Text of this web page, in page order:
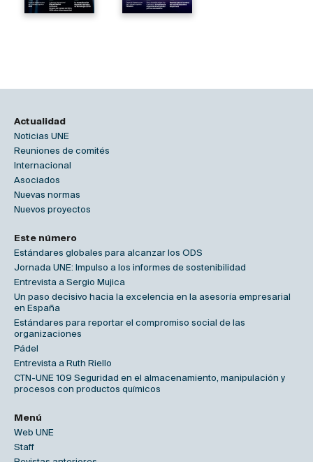
Actualidad
Noticias UNE
Reuniones de comités
Internacional
Asociados
Nuevas normas
Nuevos proyectos
Este número
Estándares globales para alcanzar los ODS
Jornada UNE: Impulso a los informes de sostenibilidad
Entrevista a Sergio Mujica
Un paso decisivo hacia la excelencia en la asesoría empresarial
en España
Estándares para reportar el compromiso social de las
organizaciones
Pádel
Entrevista a Ruth Riello
CTN-UNE 109 Seguridad en el almacenamiento, manipulación y
procesos con productos químicos
Menú
Web UNE
Staff